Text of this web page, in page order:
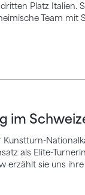
Platz Italien.
Team mit
im
als Elite-
erzählt sie uns